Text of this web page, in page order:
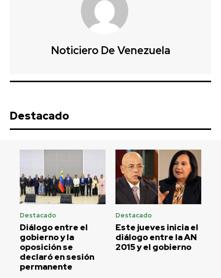
Noticiero De Venezuela
Destacado
Destacado
Diálogo entre el
gobierno y la
oposición se
declaró en sesión
permanente
Destacado
Este jueves inicia el
diálogo entre la AN
2015 y el gobierno